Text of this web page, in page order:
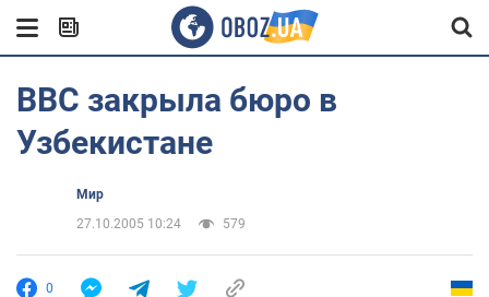
BBC закрыла бюро в
Узбекистане
Мир
27.10.2005 10:24
579
0